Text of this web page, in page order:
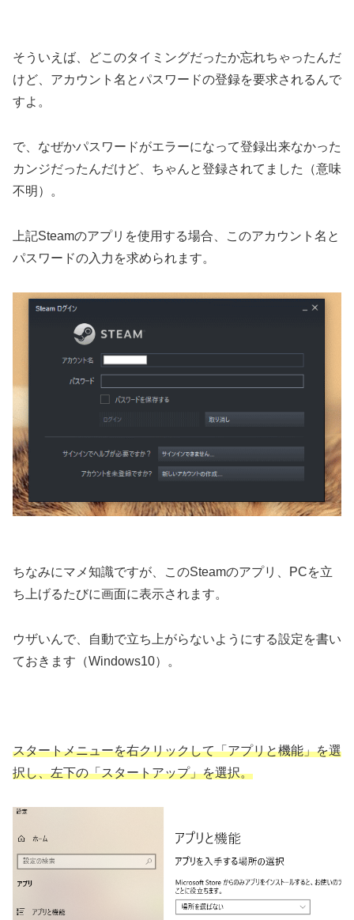
そういえば、どこのタイミングだったか忘れちゃったんだ
けど、アカウント名とパスワードの登録を要求されるんで
すよ。
で、なぜかパスワードがエラーになって登録出来なかった
カンジだったんだけど、ちゃんと登録されてました（意味
不明）。
上記Steamのアプリを使用する場合、このアカウント名と
パスワードの入力を求められます。
ちなみにマメ知識ですが、このSteamのアプリ、PCを立
ち上げるたびに画面に表示されます。
ウザいんで、自動で立ち上がらないようにする設定を書い
ておきます（Windows10）。
スタートメニューを右クリックして「アプリと機能」を選
択し、左下の「スタートアップ」を選択。